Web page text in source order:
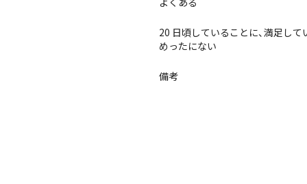
20 日頃していることに、満足して
めったにない
備考